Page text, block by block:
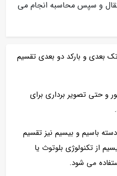
و سپس محاسبه انجام می
تک بعدی و بارکد دو بعدی تقسیم
و حتی تصویر برداری برای
باسیم و بیسیم نیز تقسیم
از تکنولوژی بلوتوث یا
می شود.